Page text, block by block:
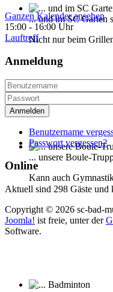
... und im SC Garten
Nicht nur beim
... unsere Boule-
Kann auch
Ganzen Kalender ansehen
15:00 - 16:00 Uhr
Lauftreff
Anmeldung
Anmelden
Benutzername
Passwort vergessen?
Online
Aktuell sind 298 Gäste
Copyright © 2026 sc-bad-
Joomla! ist freie, unter der
Software.